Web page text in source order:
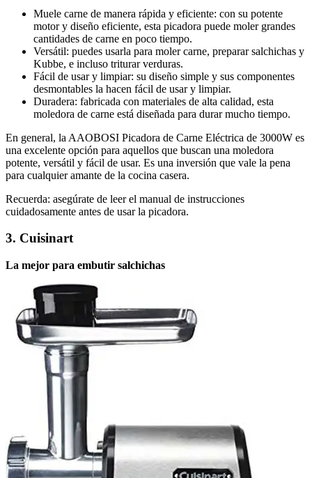
Muele carne de manera rápida y eficiente: con su potente
motor y diseño eficiente, esta picadora puede moler grandes
cantidades de carne en poco tiempo.
Versátil: puedes usarla para moler carne, preparar salchichas y
Kubbe, e incluso triturar verduras.
Fácil de usar y limpiar: su diseño simple y sus componentes
desmontables la hacen fácil de usar y limpiar.
Duradera: fabricada con materiales de alta calidad, esta
moledora de carne está diseñada para durar mucho tiempo.
En general, la AAOBOSI Picadora de Carne Eléctrica de 3000W es
una excelente opción para aquellos que buscan una moledora
potente, versátil y fácil de usar. Es una inversión que vale la pena
para cualquier amante de la cocina casera.
Recuerda: asegúrate de leer el manual de instrucciones
cuidadosamente antes de usar la picadora.
3. Cuisinart
La mejor para embutir salchichas